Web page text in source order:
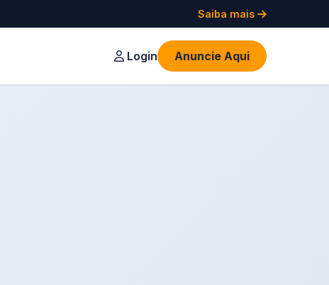
Saiba mais
Login Anuncie Aqui